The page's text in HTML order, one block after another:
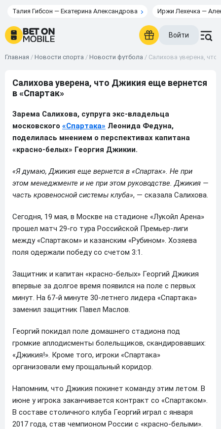
Талия Гибсон — Екатерина Александрова Иржи Лехечка —
Войти
Главная / Новости спорта / Новости футбола / Салихова уверена, что
Салихова уверена, что Джикия еще вернется
в «Спартак»
Зарема Салихова, супруга экс-владельца
московского «Спартака» Леонида Федуна,
поделилась мнением о перспективах капитана
«красно-белых» Георгия Джикии.
«Я думаю, Джикия еще вернется в «Спартак». Не при
этом менеджменте и не при этом руководстве. Джикия —
часть кровеносной системы клуба», — сказала Салихова.
Сегодня, 19 мая, в Москве на стадионе «Лукойл Арена»
прошел матч 29-го тура Российской Премьер-лиги
между «Спартаком» и казанским «Рубином». Хозяева
поля одержали победу со счетом 3:1.
Защитник и капитан «красно-белых» Георгий Джикия
впервые за долгое время появился на поле с первых
минут. На 67-й минуте 30-летнего лидера «Спартака»
заменил защитник Павел Маслов.
Георгий покидал поле домашнего стадиона под
громкие аплодисменты болельщиков, скандировавших:
«Джикия!». Кроме того, игроки «Спартака»
организовали ему прощальный коридор.
Напомним, что Джикия покинет команду этим летом. В
июне у игрока заканчивается контракт со «Спартаком».
В составе столичного клуба Георгий играл с января
2017 года, став чемпионом России с «красно-белыми».